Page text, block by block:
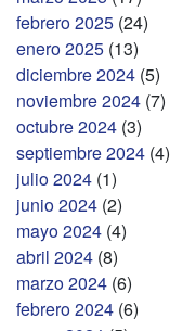
febrero 2025 (24)
enero 2025 (13)
diciembre 2024 (5)
noviembre 2024 (7)
octubre 2024 (3)
septiembre 2024 (4)
julio 2024 (1)
junio 2024 (2)
mayo 2024 (4)
abril 2024 (8)
marzo 2024 (6)
febrero 2024 (6)